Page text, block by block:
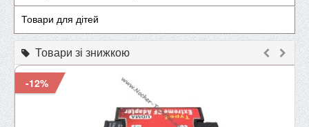
Товари для дітей
Товари зі знижкою
-12%